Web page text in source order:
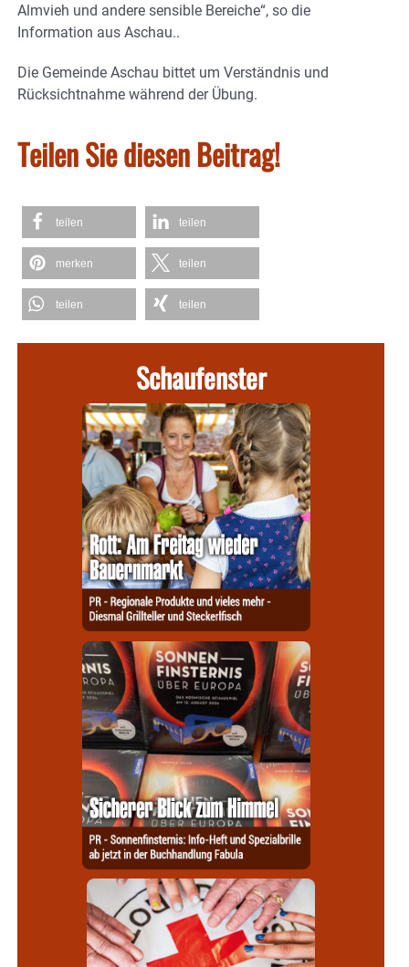
Almvieh und andere sensible Bereiche“, so die
Information aus Aschau..
Die Gemeinde Aschau bittet um Verständnis und
Rücksichtnahme während der Übung.
Teilen Sie diesen Beitrag!
teilen teilen
merken teilen
teilen teilen
Schaufenster